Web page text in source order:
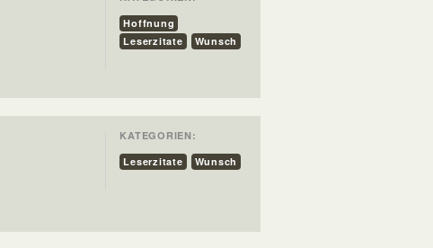
Hoffnung
Leserzitate
Wunsch
KATEGORIEN:
Leserzitate
Wunsch